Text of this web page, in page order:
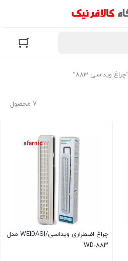
ویداسی 883”
7 محصول
چراغ اضطراری ویداسی/WEIDASI مدل
WD-۸۸۳